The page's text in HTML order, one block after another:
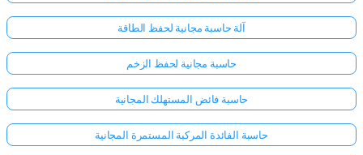
آلة حاسبة مجانية لحفظ الطاقة
حاسبة مجانية لحفظ الزخم
حاسبة فائض المستهلك المجانية
حاسبة الفائدة المركبة المستمرة المجانية